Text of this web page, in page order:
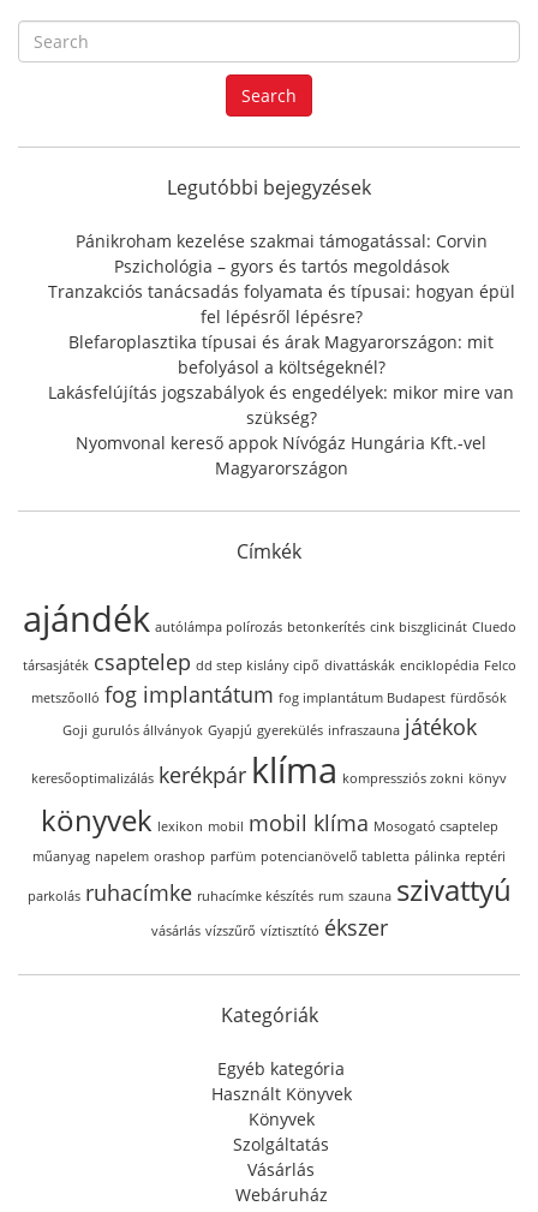
e
a
r
f
r
:
Search
Legutóbbi bejegyzések
Pánikroham kezelése szakmai támogatással: Corvin
Pszichológia – gyors és tartós megoldások
Tranzakciós tanácsadás folyamata és típusai: hogyan épül
fel lépésről lépésre?
Blefaroplasztika típusai és árak Magyarországon: mit
befolyásol a költségeknél?
Lakásfelújítás jogszabályok és engedélyek: mikor mire van
szükség?
Nyomvonal kereső appok Nívógáz Hungária Kft.-vel
Magyarországon
Címkék
ajándék autólámpa polírozás betonkerítés cink biszglicinát Cluedo
társasjáték csaptelep dd step kislány cipő divattáskák enciklopédia Felco
metszőolló fog implantátum fog implantátum Budapest fürdősók
Goji gurulós állványok Gyapjú gyerekülés infraszauna játékok
keresőoptimalizálás kerékpár klíma kompressziós zokni könyv
könyvek lexikon mobil mobil klíma Mosogató csaptelep
műanyag napelem orashop parfüm potencianövelő tabletta pálinka reptéri
parkolás ruhacímke ruhacímke készítés rum szauna szivattyú
vásárlás vízszűrő víztisztító ékszer
Kategóriák
Egyéb kategória
Használt Könyvek
Könyvek
Szolgáltatás
Vásárlás
Webáruház